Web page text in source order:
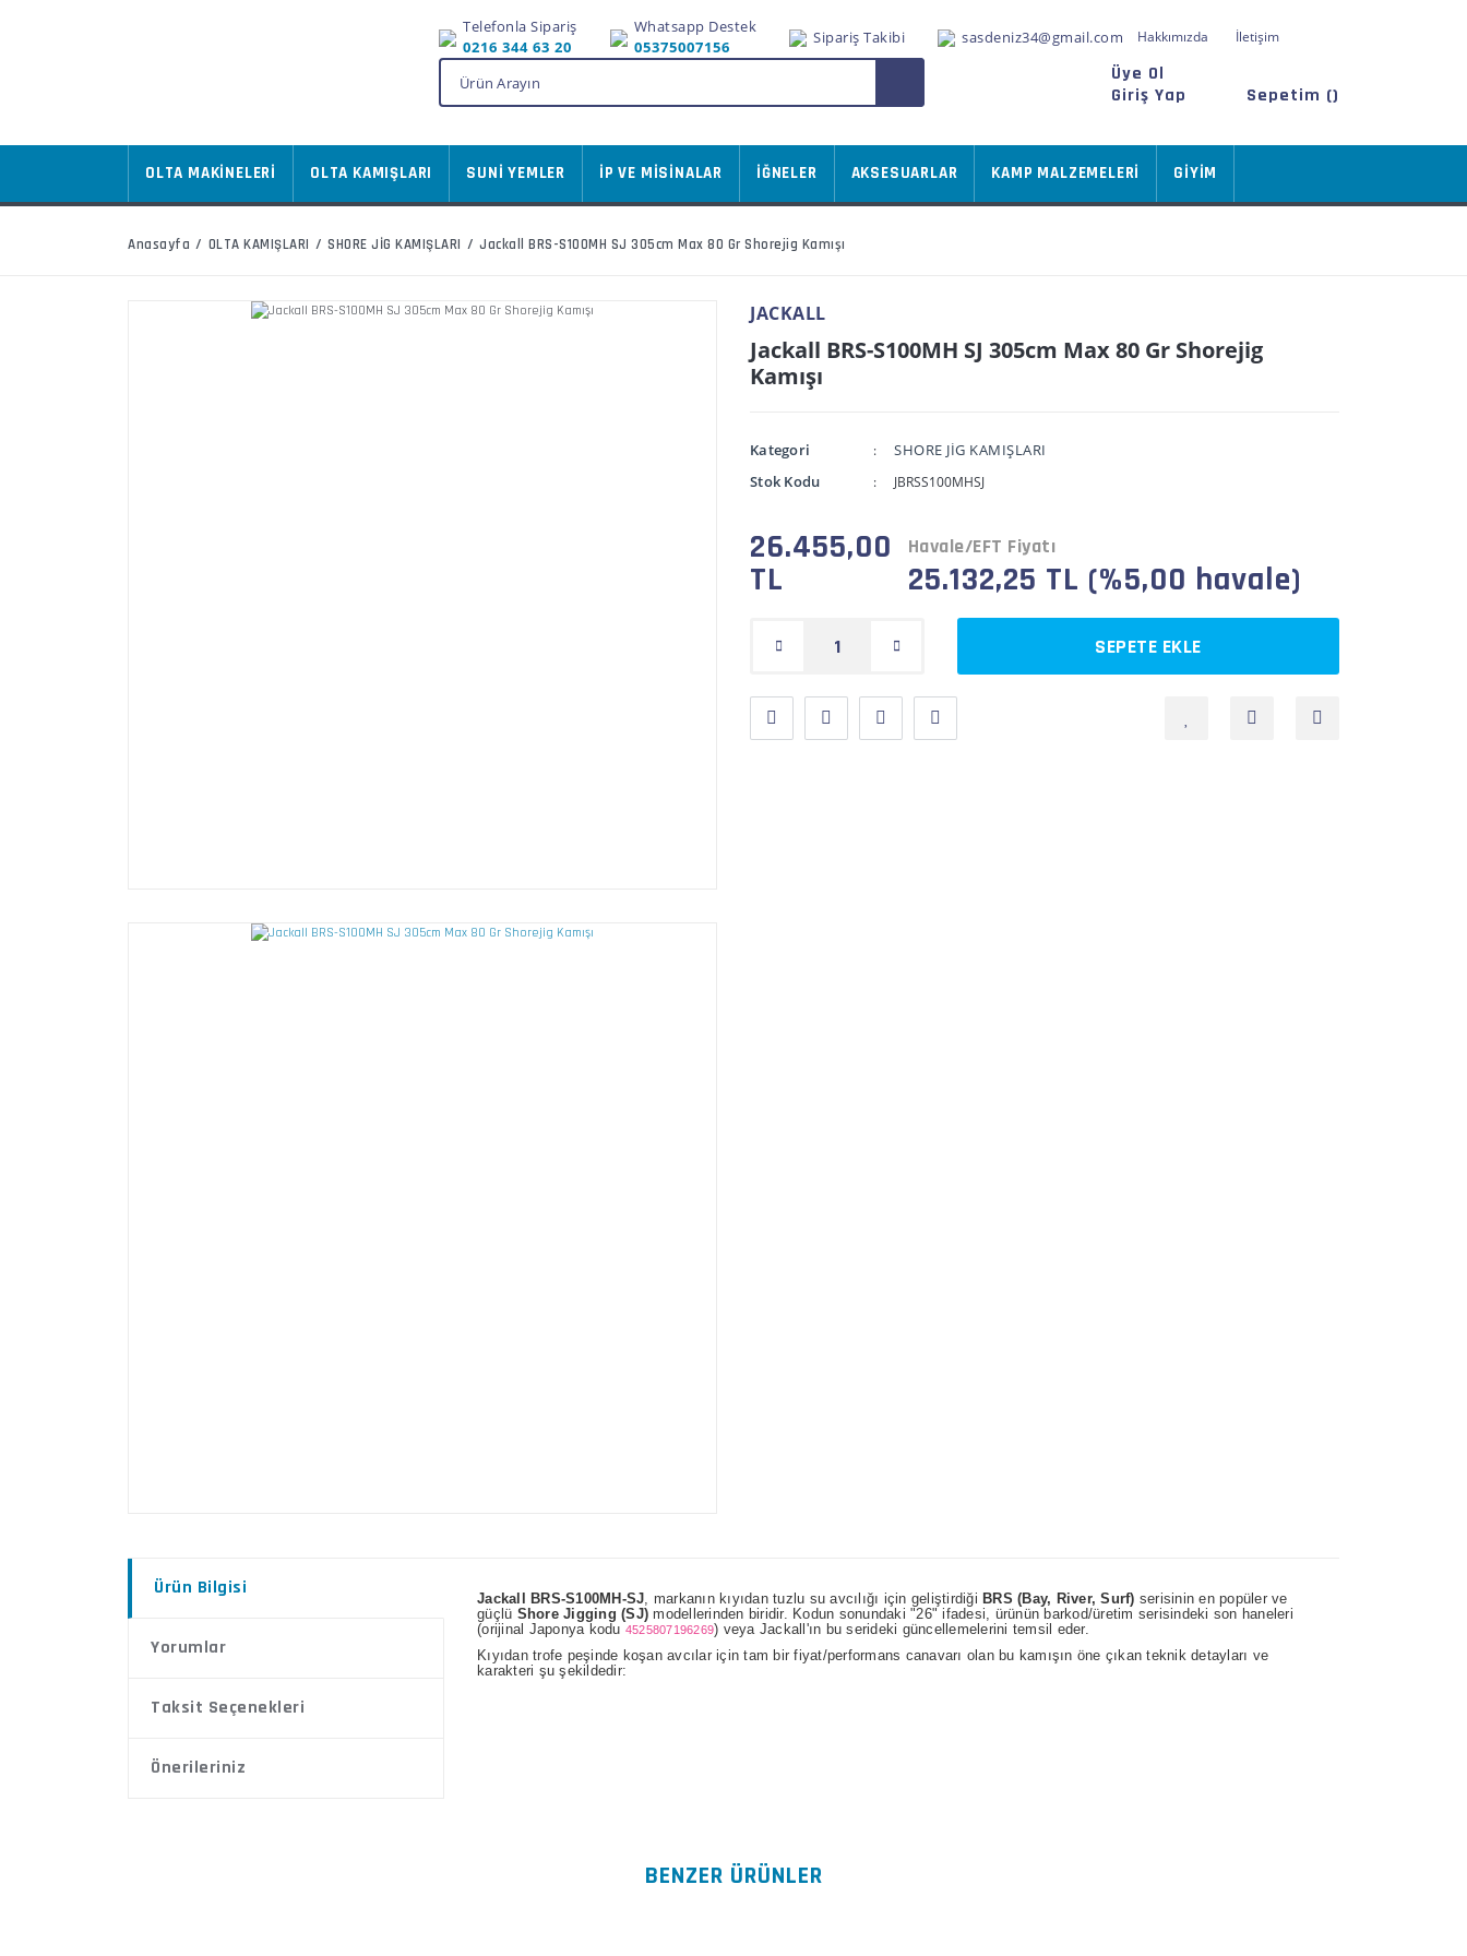
Telefonla Sipariş
0216 344 63 20
Whatsapp Destek
05375007156
Sipariş Takibi sasdeniz34@gmail.com Hakkımızda İletişim
Üye Ol
Giriş Yap
Sepetim ()
OLTA MAKİNELERİ OLTA KAMIŞLARI SUNİ YEMLER İP VE MİSİNALAR İĞNELER AKSESUARLAR KAMP MALZEMELERİ GİYİM
Anasayfa OLTA KAMIŞLARI SHORE JİG KAMIŞLARI Jackall BRS-S100MH SJ 305cm Max 80 Gr Shorejig Kamışı
JACKALL
Jackall BRS-S100MH SJ 305cm Max 80 Gr Shorejig
Kamışı
Kategori
SHORE JİG KAMIŞLARI
Stok Kodu
JBRSS100MHSJ
26.455,00
TL
Havale/EFT Fiyatı
25.132,25 TL (%5,00 havale)
SEPETE EKLE
Ürün Bilgisi
Yorumlar
Taksit Seçenekleri
Önerileriniz
Jackall BRS-S100MH-SJ, markanın kıyıdan tuzlu su avcılığı için geliştirdiği BRS (Bay, River, Surf) serisinin en popüler ve
güçlü Shore Jigging (SJ) modellerinden biridir. Kodun sonundaki "26" ifadesi, ürünün barkod/üretim serisindeki son haneleri
(orijinal Japonya kodu 4525807196269) veya Jackall'ın bu serideki güncellemelerini temsil eder.
Kıyıdan trofe peşinde koşan avcılar için tam bir fiyat/performans canavarı olan bu kamışın öne çıkan teknik detayları ve
karakteri şu şekildedir:
Ürün açıklamasında eksik bilgiler bulunuyor.
BENZER ÜRÜNLER